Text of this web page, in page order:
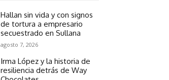
Hallan sin vida y con signos
de tortura a empresario
secuestrado en Sullana
agosto 7, 2026
Irma López y la historia de
resiliencia detrás de Way